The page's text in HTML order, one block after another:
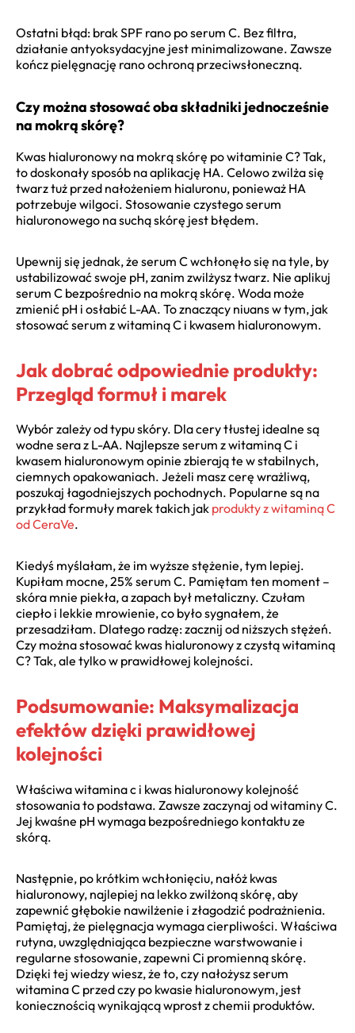
Ostatni błąd: brak SPF rano po serum C. Bez filtra,
działanie antyoksydacyjne jest minimalizowane. Zawsze
kończ pielęgnację rano ochroną przeciwsłoneczną.
Czy można stosować oba składniki jednocześnie
na mokrą skórę?
Kwas hialuronowy na mokrą skórę po witaminie C? Tak,
to doskonały sposób na aplikację HA. Celowo zwilża się
twarz tuż przed nałożeniem hialuronu, ponieważ HA
potrzebuje wilgoci. Stosowanie czystego serum
hialuronowego na suchą skórę jest błędem.
Upewnij się jednak, że serum C wchłonęło się na tyle, by
ustabilizować swoje pH, zanim zwilżysz twarz. Nie aplikuj
serum C bezpośrednio na mokrą skórę. Woda może
zmienić pH i osłabić L-AA. To znaczący niuans w tym, jak
stosować serum z witaminą C i kwasem hialuronowym.
Jak dobrać odpowiednie produkty:
Przegląd formuł i marek
Wybór zależy od typu skóry. Dla cery tłustej idealne są
wodne sera z L-AA. Najlepsze serum z witaminą C i
kwasem hialuronowym opinie zbierają te w stabilnych,
ciemnych opakowaniach. Jeżeli masz cerę wrażliwą,
poszukaj łagodniejszych pochodnych. Popularne są na
przykład formuły marek takich jak produkty z witaminą C
od CeraVe.
Kiedyś myślałam, że im wyższe stężenie, tym lepiej.
Kupiłam mocne, 25% serum C. Pamiętam ten moment –
skóra mnie piekła, a zapach był metaliczny. Czułam
ciepło i lekkie mrowienie, co było sygnałem, że
przesadziłam. Dlatego radzę: zacznij od niższych stężeń.
Czy można stosować kwas hialuronowy z czystą witaminą
C? Tak, ale tylko w prawidłowej kolejności.
Podsumowanie: Maksymalizacja
efektów dzięki prawidłowej
kolejności
Właściwa witamina c i kwas hialuronowy kolejność
stosowania to podstawa. Zawsze zaczynaj od witaminy C.
Jej kwaśne pH wymaga bezpośredniego kontaktu ze
skórą.
Następnie, po krótkim wchłonięciu, nałóż kwas
hialuronowy, najlepiej na lekko zwilżoną skórę, aby
zapewnić głębokie nawilżenie i złagodzić podrażnienia.
Pamiętaj, że pielęgnacja wymaga cierpliwości. Właściwa
rutyna, uwzględniająca bezpieczne warstwowanie i
regularne stosowanie, zapewni Ci promienną skórę.
Dzięki tej wiedzy wiesz, że to, czy nałożysz serum
witamina C przed czy po kwasie hialuronowym, jest
koniecznością wynikającą wprost z chemii produktów.